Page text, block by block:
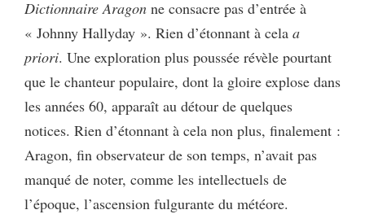
Dictionnaire Aragon ne consacre pas d’entrée à
« Johnny Hallyday ». Rien d’étonnant à cela a
priori. Une exploration plus poussée révèle pourtant
que le chanteur populaire, dont la gloire explose dans
les années 60, apparaît au détour de quelques
notices. Rien d’étonnant à cela non plus, finalement :
Aragon, fin observateur de son temps, n’avait pas
manqué de noter, comme les intellectuels de
l’époque, l’ascension fulgurante du météore.